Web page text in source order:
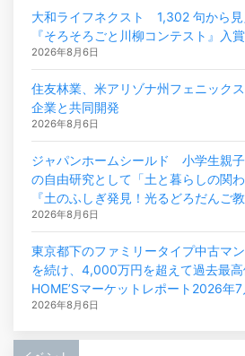
大和ライフネクスト 1,302 句から見
『そろそろごと川柳コンテスト』入
2026年8月6日
住友林業、米アリゾナ州フェニック
企業と共同開発
2026年8月6日
ジャパンホームシールド 小学生親
の自由研究として「土と暮らしの関
『土のふしぎ発見！光るどろだんご
2026年8月6日
東京都下のファミリータイプ中古マ
を続け、4,000万円を超えて過去最高
HOME’Sマーケットレポート2026年7
2026年8月6日